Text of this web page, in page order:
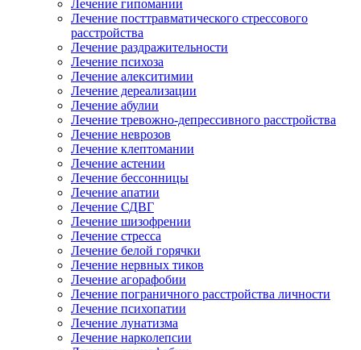
Лечение гипомании
Лечение посттравматического стрессового
расстройства
Лечение раздражительности
Лечение психоза
Лечение алекситимии
Лечение дереализации
Лечение абулии
Лечение тревожно-депрессивного расстройства
Лечение неврозов
Лечение клептомании
Лечение астении
Лечение бессонницы
Лечение апатии
Лечение СДВГ
Лечение шизофрении
Лечение стресса
Лечение белой горячки
Лечение нервных тиков
Лечение агорафобии
Лечение пограничного расстройства личности
Лечение психопатии
Лечение лунатизма
Лечение нарколепсии